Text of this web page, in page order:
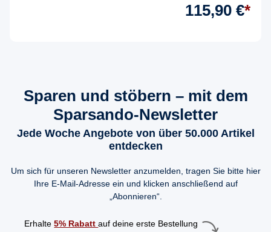
115,90 €*
Sparen und stöbern – mit dem
Sparsando-Newsletter
Jede Woche Angebote von über 50.000 Artikel
entdecken
Um sich für unseren Newsletter anzumelden, tragen Sie bitte hier
Ihre E-Mail-Adresse ein und klicken anschließend auf
„Abonnieren“.
Erhalte5% Rabattauf deine erste Bestellung